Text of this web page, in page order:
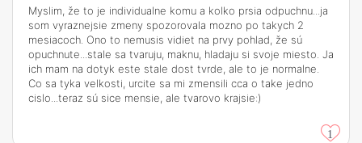
Myslim, že to je individualne komu a kolko prsia odpuchnu...ja
som vyraznejsie zmeny spozorovala mozno po takych 2
mesiacoch. Ono to nemusis vidiet na prvy pohlad, že sú
opuchnute...stale sa tvaruju, maknu, hladaju si svoje miesto. Ja
ich mam na dotyk este stale dost tvrde, ale to je normalne.
Co sa tyka velkosti, urcite sa mi zmensili cca o take jedno
cislo...teraz sú sice mensie, ale tvarovo krajsie:)
1